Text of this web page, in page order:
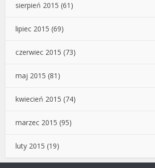
sierpień 2015 (61)
lipiec 2015 (69)
czerwiec 2015 (73)
maj 2015 (81)
kwiecień 2015 (74)
marzec 2015 (95)
luty 2015 (19)